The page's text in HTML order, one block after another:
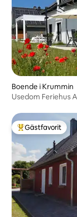
Boende i Krummin
Usedom Feriehus
Populär
Gästfavorit